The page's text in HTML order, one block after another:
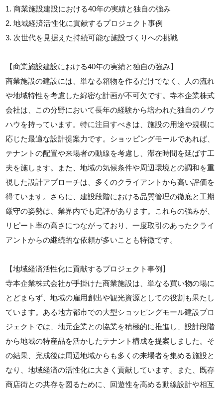
1. 商業施設建設における40年の実績と独自の強み
2. 地域経済活性化に貢献するプロジェクト事例
3. 次世代を見据えた持続可能な施設づくりへの挑戦
【商業施設建設における40年の実績と独自の強み】
商業施設の建設には、単なる箱物を作るだけでなく、人の流れ
や地域特性を考慮した綿密な計画が不可欠です。寺本企業株式
会社は、この分野において長年の経験から培われた独自のノウ
ハウを持っています。特に注目すべきは、施設の用途や規模に
応じた最適な設計提案力です。ショッピングモールであれば、
テナントの配置や来場者の動線を考慮し、滞在時間を延ばす工
夫を施します。また、地域の気候条件や周辺環境との調和を重
視した設計アプローチは、多くのクライアントから高い評価を
得ています。さらに、建設段階における品質管理の徹底と工期
厳守の姿勢は、業界内でも定評があります。これらの強みが、
リピート率の高さにつながっており、一度取引のあったクライ
アントからの継続的な依頼が多いことも特徴です。
【地域経済活性化に貢献するプロジェクト事例】
寺本企業株式会社が手掛けた商業施設は、単なる買い物の場に
とどまらず、地域の雇用創出や観光資源としての役割も果たし
ています。ある地方都市での大型ショッピングモール建設プロ
ジェクトでは、地元企業との協業を積極的に推進し、設計段階
から地域の特産品を活かしたテナント構成を提案しました。そ
の結果、完成後は周辺地域からも多くの来場者を集める施設と
なり、地域経済の活性化に大きく貢献しています。また、既存
商店街との共存を図るために、回遊性を高める動線設計や相互